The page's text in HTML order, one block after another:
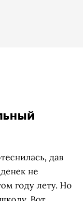
дав
не
году лету. Но